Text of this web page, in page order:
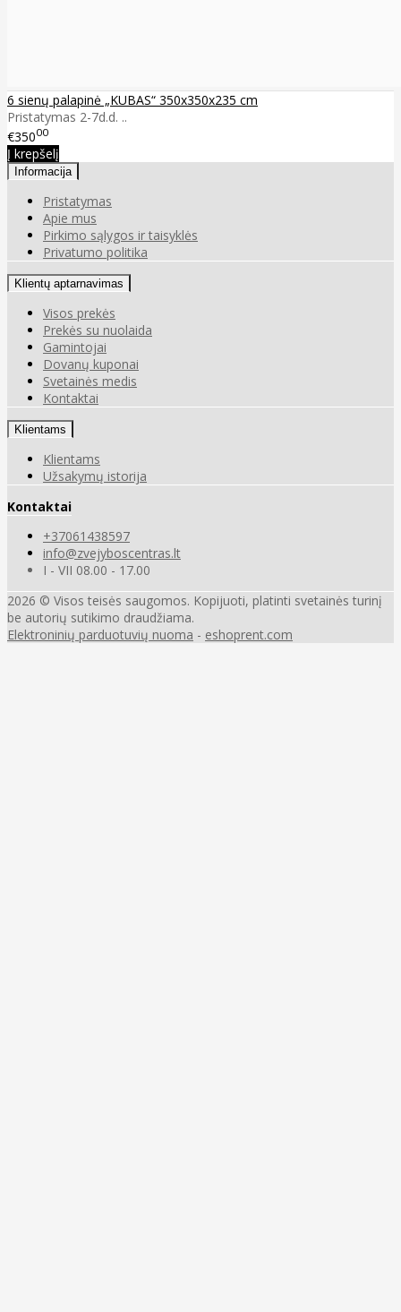
6 sienų palapinė „KUBAS“ 350x350x235 cm
Pristatymas 2-7d.d. ..
€35000
Į krepšelį
Informacija
Pristatymas
Apie mus
Pirkimo sąlygos ir taisyklės
Privatumo politika
Klientų aptarnavimas
Visos prekės
Prekės su nuolaida
Gamintojai
Dovanų kuponai
Svetainės medis
Kontaktai
Klientams
Klientams
Užsakymų istorija
Kontaktai
+37061438597
info@zvejyboscentras.lt
I - VII 08.00 - 17.00
2026 © Visos teisės saugomos. Kopijuoti, platinti svetainės turinį
be autorių sutikimo draudžiama.
Elektroninių parduotuvių nuoma - eshoprent.com